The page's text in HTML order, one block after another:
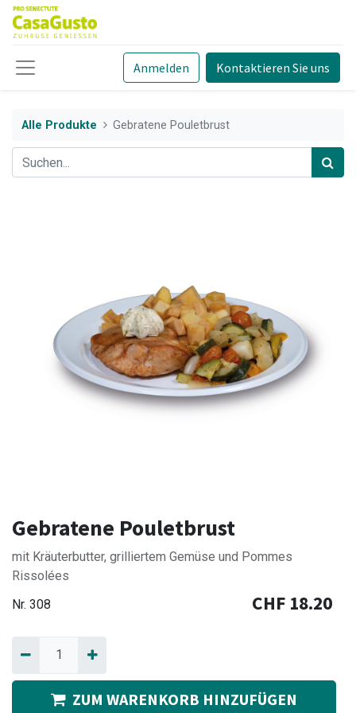
Anmelden Kontaktieren Sie uns
Alle Produkte Gebratene Pouletbrust
Gebratene Pouletbrust
mit Kräuterbutter, grilliertem Gemüse und Pommes
Rissolées
Nr. 308 CHF 18.20
ZUM WARENKORB HINZUFÜGEN